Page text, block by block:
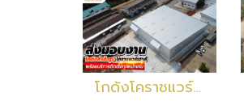
โกดังโคราชแวร์เฮาส์ ขนาด 2,400 ตร.ม. ที่โคราช ในรูปแบบอาคารโครงสร้างเหล็กถักสำเร็จรูป